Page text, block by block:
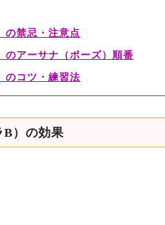
の禁忌・注意点
アーサナ（ポーズ）順番
のコツ・練習法
B）の効果